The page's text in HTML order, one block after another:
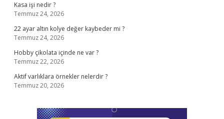
Kasa işi nedir ?
Temmuz 24, 2026
22 ayar altın kolye değer kaybeder mi ?
Temmuz 24, 2026
Hobby çikolata içinde ne var ?
Temmuz 22, 2026
Aktif varlıklara örnekler nelerdir ?
Temmuz 20, 2026